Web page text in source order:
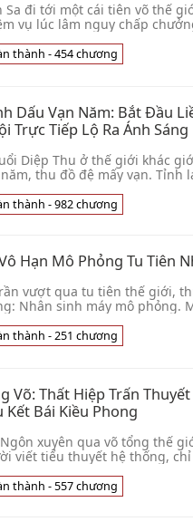
Sa đi tới một cái tiên võ thế
vụ lúc lâm nguy chấp
khi c👦 Lộc Thực Bình
thành - 454 chương
Dấu Vạn Năm: Bắt Đầu
Trực Tiếp Lộ Ra Ánh Sáng
Diệp Thu ở thế giới khác
thu đồ đệ mấy vạn. Tỉnh
Đản Thát
thành - 982 chương
Hạn Mô Phỏng Tu Tiên
vượt qua tu tiên thế giới,
Nhân sinh máy mô phỏng.
👦 Nghệ Ngữ Tiên Nhân
thành - 251 chương
Võ: Thất Hiệp Trấn
Kết Bái Kiều Phong
xuyên qua võ tổng thế
viết tiểu thuyết hệ thống, chỉ
Quan Đại Chùy
thành - 557 chương